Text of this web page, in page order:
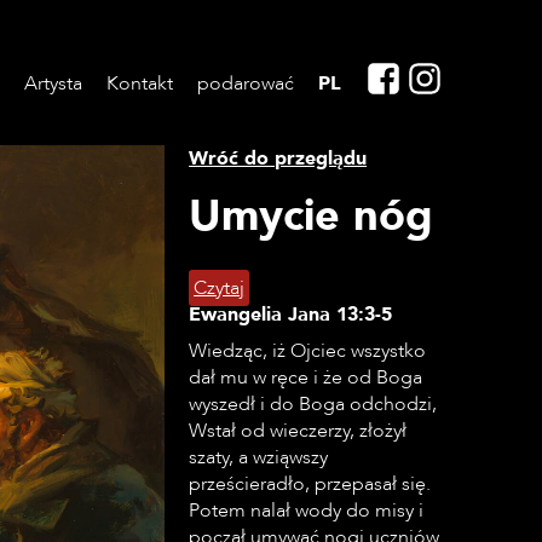
Artysta Kontakt podarować PL
Wróć do przeglądu
Umycie nóg
Czytaj
Ewangelia Jana 13:3-5
Wiedząc, iż Ojciec wszystko
dał mu w ręce i że od Boga
wyszedł i do Boga odchodzi,
Wstał od wieczerzy, złożył
szaty, a wziąwszy
prześcieradło, przepasał się.
Potem nalał wody do misy i